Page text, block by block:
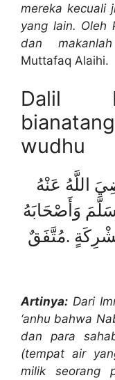
mereka kecuali
yang lain. Oleh
dan
Muttafaq Alaihi.
Dalil
wudhu
اللَّهُ عَنْهُ
وَأَصْحَابَهُ
.مُتَّفَقٌ
Artinya: Dari
‘anhu bahwa
dan para
(tempat air
milik seorang